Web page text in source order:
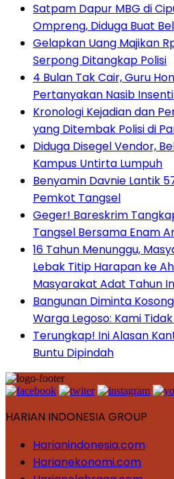
Satpam Dapur MBG di
Ompreng, Diduga Buat
Gelapkan Uang Majikan
Serpong Ditangkap Polisi
4 Bulan Tak Cair, Guru
Pertanyakan Nasib
Kronologi Kejadian dan
yang Ditembak Polisi di
Diduga Disegel Vendor,
Kampus Untirta Lumpuh
Benyamin Davnie Lantik
Pemkot Tangsel
Geger! Bareskrim
Tangsel Bersama Enam
16 Tahun Menunggu,
Lebak Titip Harapan ke
Masyarakat Adat Tahun
Bangunan Diminta
Warga Legoso: Kami
Terungkap! Ini Alasan
Buntu Dipindah
HARIAN INDONESIA GROUP
Harianindonesia.com
Harianekonomi.com